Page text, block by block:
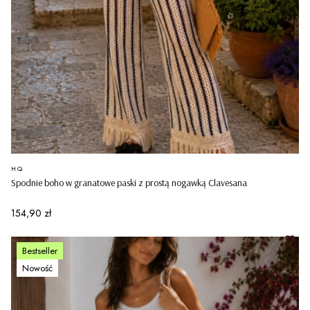
Spodnie boho w granatowe paski z prostą nogawką Clavesana
PRODUCENT
HQ
Cena
154,90 zł
Bestseller
Nowość